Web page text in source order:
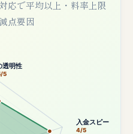
応で平均以上・料率上限
点要因
透明性
5
入金スピード
4/5